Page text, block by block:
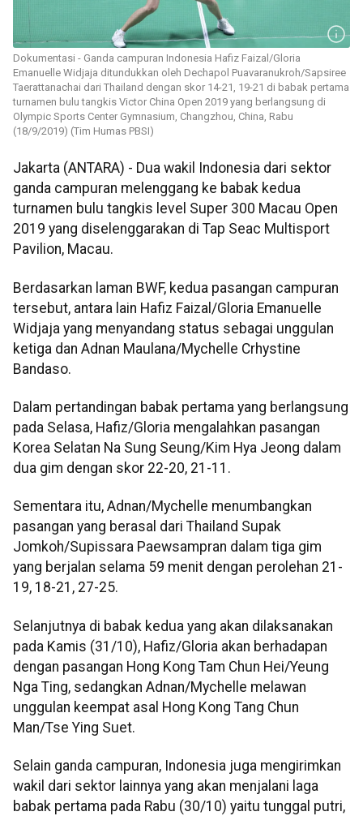
Dokumentasi - Ganda campuran Indonesia Hafiz Faizal/Gloria
Emanuelle Widjaja ditundukkan oleh Dechapol Puavaranukroh/Sapsiree
Taerattanachai dari Thailand dengan skor 14-21, 19-21 di babak pertama
turnamen bulu tangkis Victor China Open 2019 yang berlangsung di
Olympic Sports Center Gymnasium, Changzhou, China, Rabu
(18/9/2019) (Tim Humas PBSI)
Jakarta (ANTARA) - Dua wakil Indonesia dari sektor
ganda campuran melenggang ke babak kedua
turnamen bulu tangkis level Super 300 Macau Open
2019 yang diselenggarakan di Tap Seac Multisport
Pavilion, Macau.
Berdasarkan laman BWF, kedua pasangan campuran
tersebut, antara lain Hafiz Faizal/Gloria Emanuelle
Widjaja yang menyandang status sebagai unggulan
ketiga dan Adnan Maulana/Mychelle Crhystine
Bandaso.
Dalam pertandingan babak pertama yang berlangsung
pada Selasa, Hafiz/Gloria mengalahkan pasangan
Korea Selatan Na Sung Seung/Kim Hya Jeong dalam
dua gim dengan skor 22-20, 21-11.
Sementara itu, Adnan/Mychelle menumbangkan
pasangan yang berasal dari Thailand Supak
Jomkoh/Supissara Paewsampran dalam tiga gim
yang berjalan selama 59 menit dengan perolehan 21-
19, 18-21, 27-25.
Selanjutnya di babak kedua yang akan dilaksanakan
pada Kamis (31/10), Hafiz/Gloria akan berhadapan
dengan pasangan Hong Kong Tam Chun Hei/Yeung
Nga Ting, sedangkan Adnan/Mychelle melawan
unggulan keempat asal Hong Kong Tang Chun
Man/Tse Ying Suet.
Selain ganda campuran, Indonesia juga mengirimkan
wakil dari sektor lainnya yang akan menjalani laga
babak pertama pada Rabu (30/10) yaitu tunggal putri,